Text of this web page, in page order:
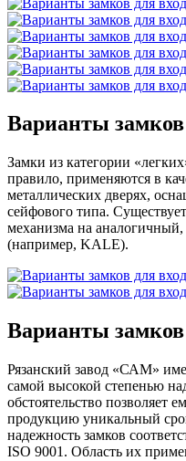
Варианты
Замки из категории
правило, применяются в
металлических дверях,
сейфового типа.
механизма на
(например, KALE).
Варианты замков
Рязанский завод «САМ»
самой высокой степенью
обстоятельство позволяет
продукцию уникальный
надежность замков
ISO 9001. Область их